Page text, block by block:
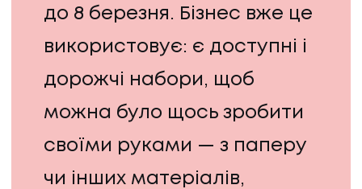
до 8 березня. Бізнес вже це
використовує: є доступні і
дорожчі набори, щоб
можна було щось зробити
своїми руками — з паперу
чи інших матеріалів,
КАР'ЄРА
КАР'ЄРА
БЛОГ
ПРО НАС